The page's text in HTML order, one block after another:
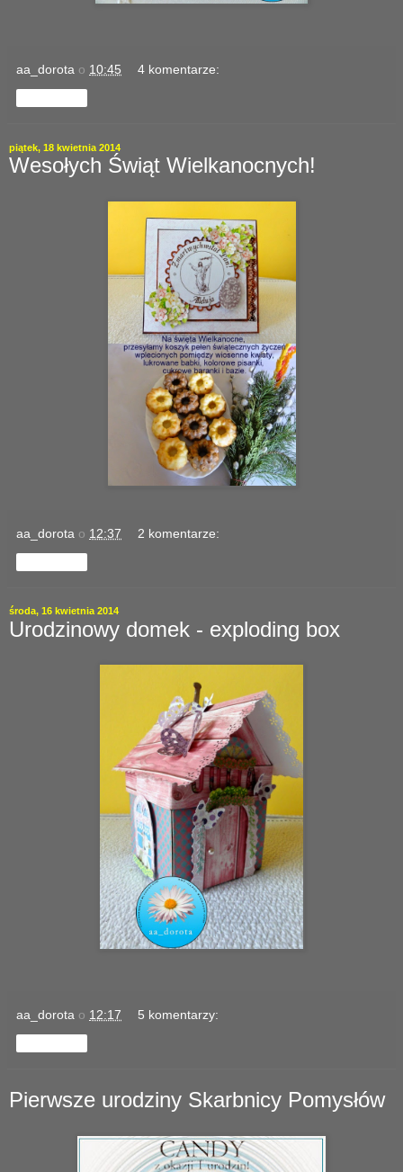
aa_dorota o 10:45 4 komentarze:
piątek, 18 kwietnia 2014
Wesołych Świąt Wielkanocnych!
aa_dorota o 12:37 2 komentarze:
środa, 16 kwietnia 2014
Urodzinowy domek - exploding box
aa_dorota o 12:17 5 komentarzy:
Pierwsze urodziny Skarbnicy Pomysłów